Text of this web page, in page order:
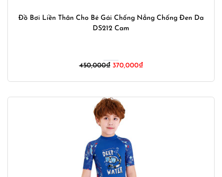
Đồ Bơi Liền Thân Cho Bé Gái Chống Nắng Chống Đen Da
DS212 Cam
450,000₫ Giá
450,000₫.
370,000₫Giá
là: